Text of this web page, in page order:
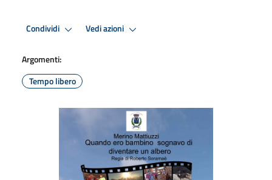
Condividi Vedi azioni
Argomenti:
Tempo libero